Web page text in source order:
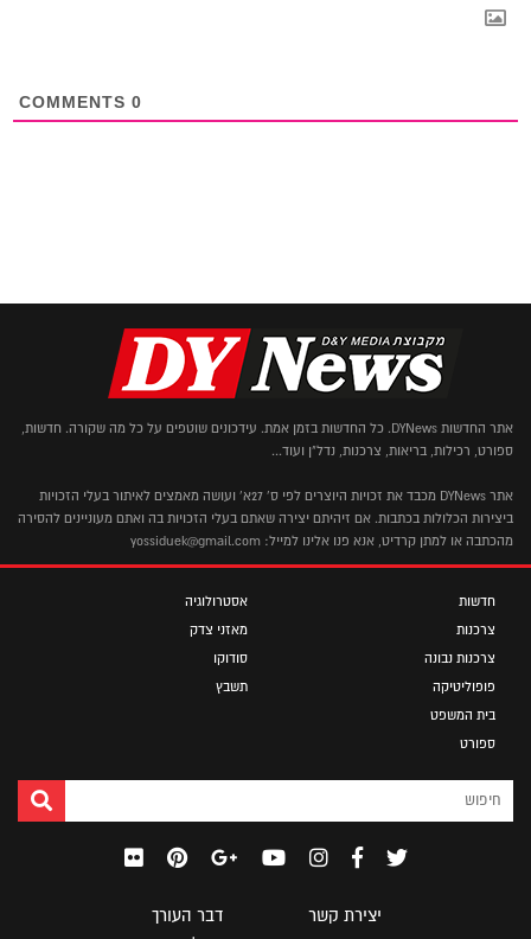
0
אתר החדשות DYNews. כל החדשות בזמן אמת. עידכונים שוטפים על כל מה שקורה. חדשות,
ספורט, רכילות, בריאות, צרכנות, נדל"ן ועוד...
אתר DYNews מכבד את זכויות היוצרים לפי ס' 27א' ועושה מאמצים לאיתור בעלי הזכויות
ביצירות הכלולות בכתבות. אם זיהיתם יצירה שאתם בעלי הזכויות בה ואתם מעוניינים להסירה
מהכתבה או למתן קרדיט, אנא פנו אלינו למייל: yossiduek@gmail.com
חדשות
צרכנות
צרכנות נבונה
פופוליטיקה
בית המשפט
ספורט
אסטרולוגיה
מאזני צדק
סודוקו
תשבץ
יצירת קשר
דבר העורך